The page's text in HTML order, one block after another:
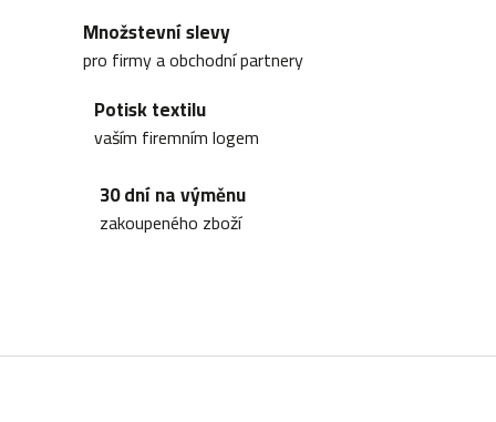
d
c
Množstevní slevy
pro firmy a obchodní partnery
Potisk textilu
vaším firemním logem
30 dní na výměnu
zakoupeného zboží